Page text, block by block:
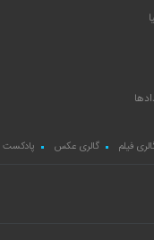
فیلم گالری عکس پادکست